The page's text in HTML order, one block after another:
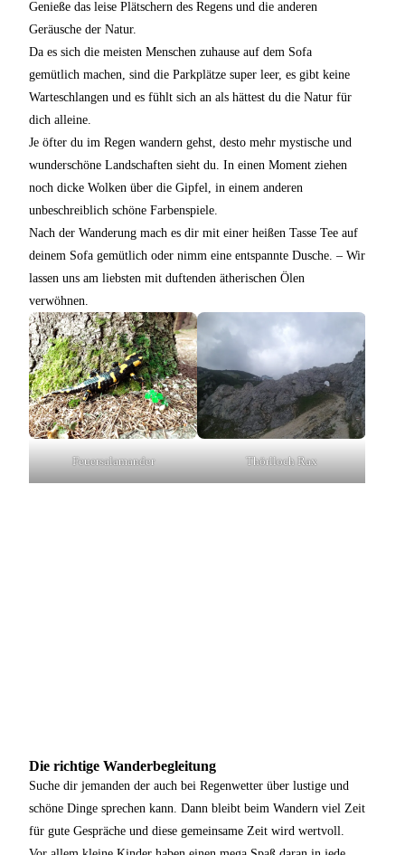
Genieße das leise Plätschern des Regens und die anderen
Geräusche der Natur.
Da es sich die meisten Menschen zuhause auf dem Sofa
gemütlich machen, sind die Parkplätze super leer, es gibt keine
Warteschlangen und es fühlt sich an als hättest du die Natur für
dich alleine.
Je öfter du im Regen wandern gehst, desto mehr mystische und
wunderschöne Landschaften sieht du. In einen Moment ziehen
noch dicke Wolken über die Gipfel, in einem anderen
unbeschreiblich schöne Farbenspiele.
Nach der Wanderung mach es dir mit einer heißen Tasse Tee auf
deinem Sofa gemütlich oder nimm eine entspannte Dusche. – Wir
lassen uns am liebsten mit duftenden ätherischen Ölen
verwöhnen.
Feuersalamander Thörlloch Rax
Die richtige Wanderbegleitung
Suche dir jemanden der auch bei Regenwetter über lustige und
schöne Dinge sprechen kann. Dann bleibt beim Wandern viel Zeit
für gute Gespräche und diese gemeinsame Zeit wird wertvoll.